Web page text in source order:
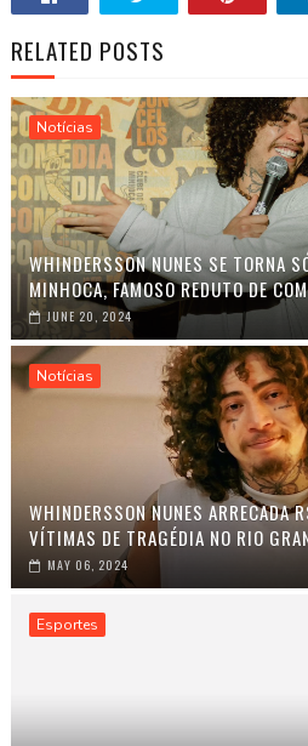
RELATED POSTS
Notícias
WHINDERSSON NUNES SE TORNA
MINHOCA, FAMOSO REDUTO DE
JUNE 20, 2024
Notícias
WHINDERSSON NUNES ARRECADA
VÍTIMAS DE TRAGÉDIA NO RIO
MAY 06, 2024
Esportes